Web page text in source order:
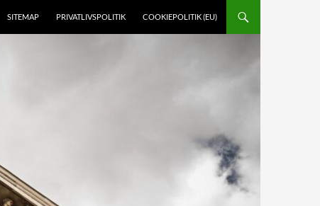
SITEMAP PRIVATLIVSPOLITIK COOKIEPOLITIK (EU)